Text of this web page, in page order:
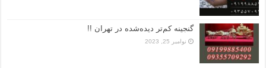
گنجینه کم‌تر دیده‌شده در تهران !!
نوامبر 25, 2023